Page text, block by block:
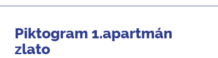
Piktogram 1.apartmán
zlato